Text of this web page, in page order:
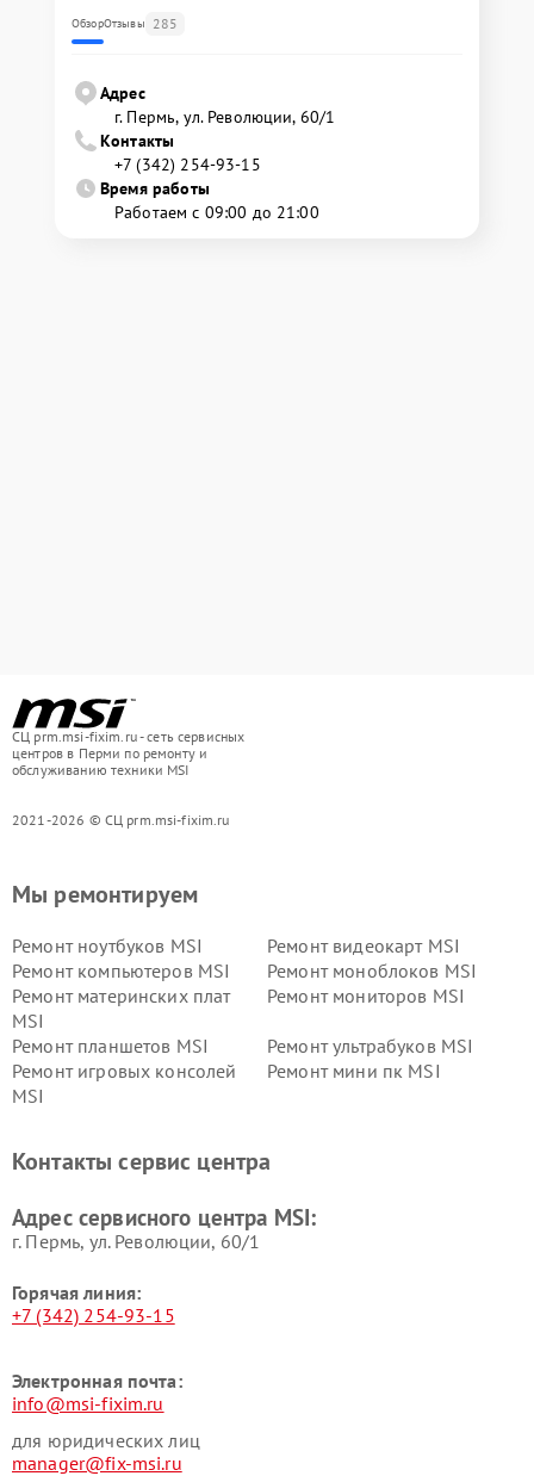
ОбзорОтзывы 285
Адрес
г. Пермь, ул. ​Революции, 60/1
Контакты
+7 (342) 254-93-15
Время работы
Работаем с 09:00 до 21:00
СЦ prm.msi-fixim.ru - сеть сервисных
центров в Перми по ремонту и
обслуживанию техники MSI
2021-2026 © СЦ prm.msi-fixim.ru
Мы ремонтируем
Ремонт ноутбуков MSI
Ремонт видеокарт MSI
Ремонт компьютеров MSI
Ремонт моноблоков MSI
Ремонт материнских плат
MSI
Ремонт мониторов MSI
Ремонт планшетов MSI
Ремонт ультрабуков MSI
Ремонт игровых консолей
MSI
Ремонт мини пк MSI
Контакты сервис центра
Адрес сервисного центра MSI:
г. Пермь, ул. ​Революции, 60/1
Горячая линия:
+7 (342) 254-93-15
Электронная почта:
info@msi-fixim.ru
для юридических лиц
manager@fix-msi.ru